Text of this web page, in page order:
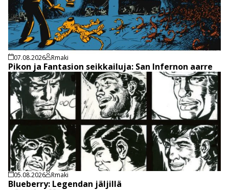
07.08.2026 Rmaki
Pikon ja Fantasion seikkailuja: San Infernon aarre
05.08.2026 Rmaki
Blueberry: Legendan jäljillä